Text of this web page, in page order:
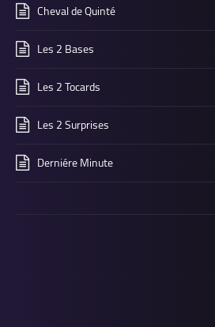
Cheval de Quinté
Les 2 Bases
Les 2 Tocards
Les 2 Surprises
Derniére Minute